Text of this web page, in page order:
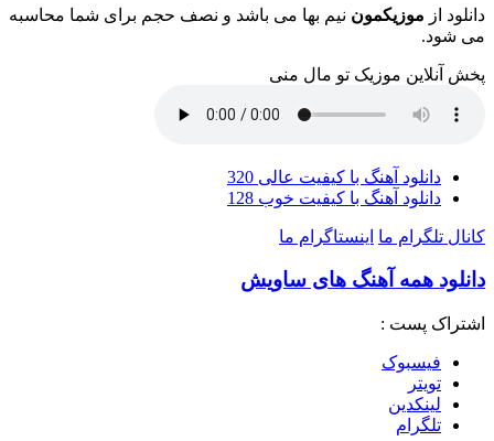
دانلود از موزیکمون نیم بها می باشد و نصف حجم برای شما محاسبه
می شود.
پخش آنلاین موزیک تو مال منی
دانلود آهنگ با کیفیت عالی 320
دانلود آهنگ با کیفیت خوب 128
کانال تلگرام ما اینستاگرام ما
دانلود همه آهنگ های ساویش
اشتراک پست :
فيسبوک
تويتر
لینکدین
تلگرام